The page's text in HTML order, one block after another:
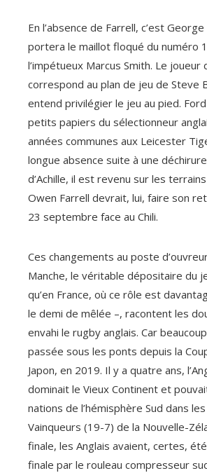
En l’absence de Farrell, c’est
portera le maillot floqué du numéro
l’impétueux Marcus Smith. Le joueur
correspond au plan de jeu de Steve
entend privilégier le jeu au pied.
petits papiers du sélectionneur
années communes aux Leicester
longue absence suite à une
d’Achille, il est revenu sur les
Owen Farrell devrait, lui, faire son
23 septembre face au Chili.
Ces changements au poste
Manche, le véritable dépositaire du
qu’en France, où ce rôle est
le demi de mêlée –, racontent les
envahi le rugby anglais. Car
passée sous les ponts depuis la
Japon, en 2019. Il y a quatre ans,
dominait le Vieux Continent et
nations de l’hémisphère Sud dans
Vainqueurs (19-7) de la Nouvelle-
finale, les Anglais avaient, certes,
finale par le rouleau compresseur